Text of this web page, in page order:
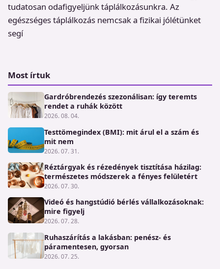
tudatosan odafigyeljünk táplálkozásunkra. Az
egészséges táplálkozás nemcsak a fizikai jólétünket
segí
Most írtuk
Gardróbrendezés szezonálisan: így teremts
rendet a ruhák között
2026. 08. 04.
Testtömegindex (BMI): mit árul el a szám és
mit nem
2026. 07. 31.
Réztárgyak és rézedények tisztítása házilag:
természetes módszerek a fényes felületért
2026. 07. 30.
Videó és hangstúdió bérlés vállalkozásoknak:
mire figyelj
2026. 07. 28.
Ruhaszárítás a lakásban: penész- és
páramentesen, gyorsan
2026. 07. 25.